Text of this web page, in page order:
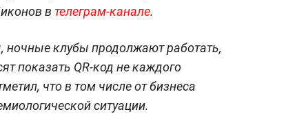
в телеграм-канале.
ночные клубы продолжают работать,
показать QR-код не каждого
что в том числе от бизнеса
ситуации.